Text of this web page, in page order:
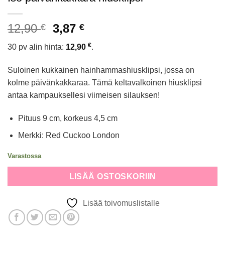
12,90€
Alkuperäinen
oli:
12,90 €.
3,87€Nykyinen
hinta
on:
3,87 €.
30 pv alin hinta: 12,90 €.
Suloinen kukkainen hainhammashiusklipsi, jossa on
kolme päivänkakkaraa. Tämä keltavalkoinen hiusklipsi
antaa kampauksellesi viimeisen silauksen!
Pituus 9 cm, korkeus 4,5 cm
Merkki: Red Cuckoo London
Varastossa
LISÄÄ OSTOSKORIIN
Lisää toivomuslistalle